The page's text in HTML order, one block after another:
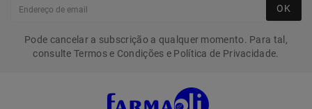
OK
Pode cancelar a subscrição a qualquer momento. Para tal,
consulte Termos e Condições e Política de Privacidade.